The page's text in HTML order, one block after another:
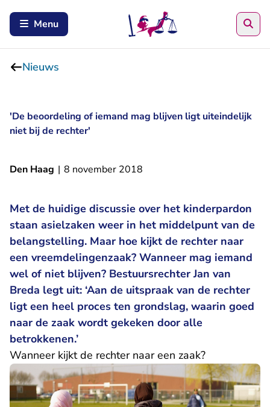
Menu
Nieuws
'De beoordeling of iemand mag blijven ligt uiteindelijk
niet bij de rechter'
Den Haag | 8 november 2018
Met de huidige discussie over het kinderpardon
staan asielzaken weer in het middelpunt van de
belangstelling. Maar hoe kijkt de rechter naar
een vreemdelingenzaak? Wanneer mag iemand
wel of niet blijven? Bestuursrechter Jan van
Breda legt uit: ‘Aan de uitspraak van de rechter
ligt een heel proces ten grondslag, waarin goed
naar de zaak wordt gekeken door alle
betrokkenen.’
Wanneer kijkt de rechter naar een zaak?